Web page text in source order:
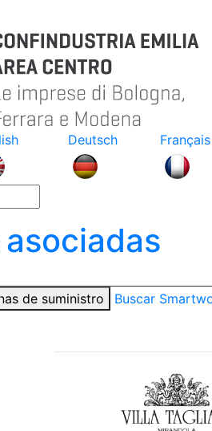
Deutsch Français
de suministro
Buscar